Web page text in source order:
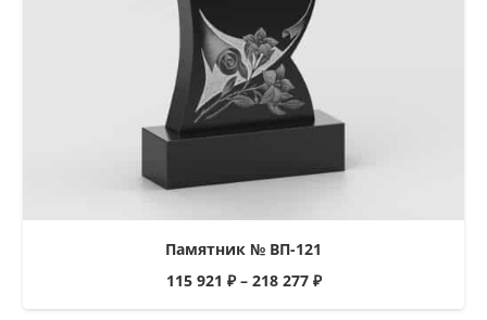
Памятник № ВП-121
115 921 ₽– 218 277 ₽